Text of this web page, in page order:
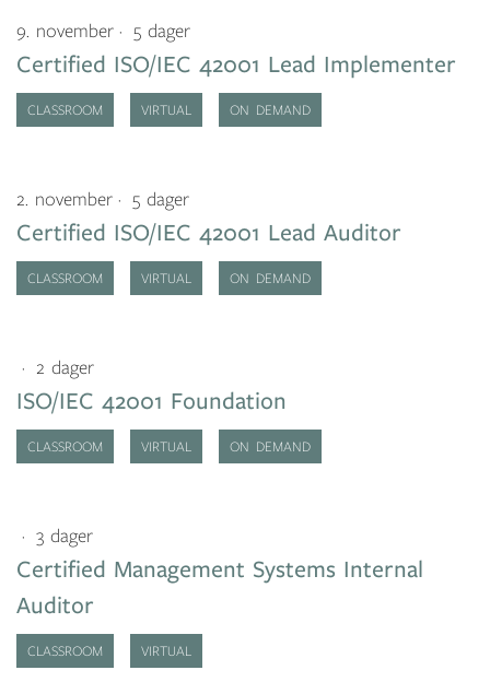
Certified ISO/IEC 42001 Lead Implementer
9. november 5 dager
CLASSROOM VIRTUAL ON DEMAND
Certified ISO/IEC 42001 Lead Auditor
2. november 5 dager
CLASSROOM VIRTUAL ON DEMAND
ISO/IEC 42001 Foundation
2 dager
CLASSROOM VIRTUAL ON DEMAND
Certified Management Systems Internal
Auditor
3 dager
CLASSROOM VIRTUAL